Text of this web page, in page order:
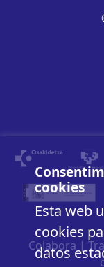
cookies
Esta web
cookies
datos
Colabora |